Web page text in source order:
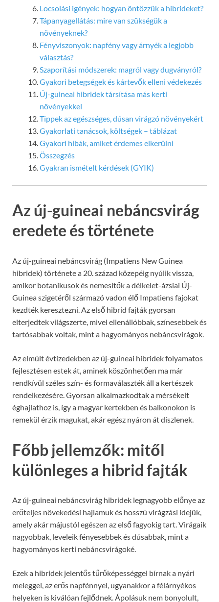
Locsolási igények: hogyan öntözzük a hibrideket?
Tápanyagellátás: mire van szükségük a
növényeknek?
Fényviszonyok: napfény vagy árnyék a legjobb
választás?
Szaporítási módszerek: magról vagy dugványról?
Gyakori betegségek és kártevők elleni védekezés
Új-guineai hibridek társítása más kerti
növényekkel
Tippek az egészséges, dúsan virágzó növényekért
Gyakorlati tanácsok, költségek – táblázat
Gyakori hibák, amiket érdemes elkerülni
Összegzés
Gyakran ismételt kérdések (GYIK)
Az új-guineai nebáncsvirág
eredete és története
Az új-guineai nebáncsvirág (Impatiens New Guinea
hibridek) története a 20. század közepéig nyúlik vissza,
amikor botanikusok és nemesítők a délkelet-ázsiai Új-
Guinea szigetéről származó vadon élő Impatiens fajokat
kezdték keresztezni. Az első hibrid fajták gyorsan
elterjedtek világszerte, mivel ellenállóbbak, színesebbek és
tartósabbak voltak, mint a hagyományos nebáncsvirágok.
Az elmúlt évtizedekben az új-guineai hibridek folyamatos
fejlesztésen estek át, aminek köszönhetően ma már
rendkívül széles szín- és formaválaszték áll a kertészek
rendelkezésére. Gyorsan alkalmazkodtak a mérsékelt
éghajlathoz is, így a magyar kertekben és balkonokon is
remekül érzik magukat, akár egész nyáron át díszlenek.
Főbb jellemzők: mitől
különleges a hibrid fajták
Az új-guineai nebáncsvirág hibridek legnagyobb előnye az
erőteljes növekedési hajlamuk és hosszú virágzási idejük,
amely akár májustól egészen az első fagyokig tart. Virágaik
nagyobbak, leveleik fényesebbek és dúsabbak, mint a
hagyományos kerti nebáncsvirágoké.
Ezek a hibridek jelentős tűrőképességgel bírnak a nyári
meleggel, az erős napfénnyel, ugyanakkor a félárnyékos
helyeken is kiválóan fejlődnek. Ápolásuk nem bonyolult,